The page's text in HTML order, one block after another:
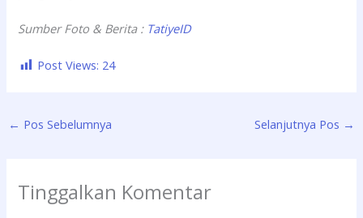
Sumber Foto & Berita : TatiyeID
Post Views: 24
← Pos Sebelumnya Selanjutnya Pos →
Tinggalkan Komentar